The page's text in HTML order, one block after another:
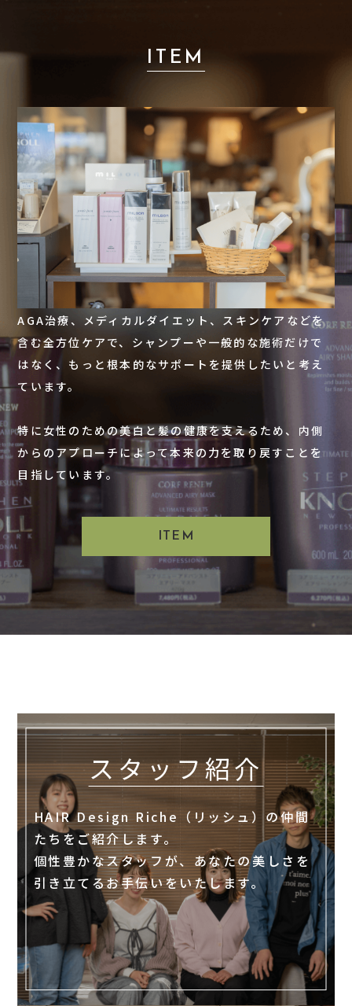
ITEM
AGA治療、メディカルダイエット、スキンケアなどを
含む全方位ケアで、シャンプーや一般的な施術だけで
はなく、もっと根本的なサポートを提供したいと考え
ています。
特に女性のための美白と髪の健康を支えるため、内側
からのアプローチによって本来の力を取り戻すことを
目指しています。
ITEM
スタッフ紹介
HAIR Design Riche（リッシュ）の仲間
たちをご紹介します。
個性豊かなスタッフが、あなたの美しさを
引き立てるお手伝いをいたします。